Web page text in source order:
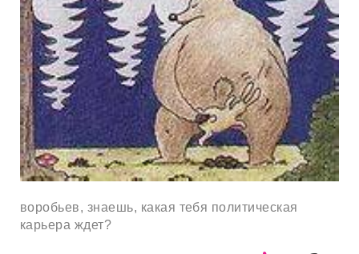
воробьев, знаешь, какая тебя политическая
карьера ждет?